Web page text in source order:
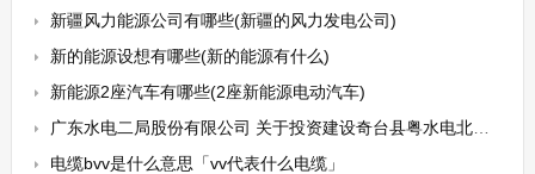
新疆风力能源公司有哪些(新疆的风力发电公司)
新的能源设想有哪些(新的能源有什么)
新能源2座汽车有哪些(2座新能源电动汽车)
广东水电二局股份有限公司 关于投资建设奇台县粤水电北塔山风力发电场一期50MW项目并为其融资提供担保的公告
电缆bvv是什么意思「vv代表什么电缆」